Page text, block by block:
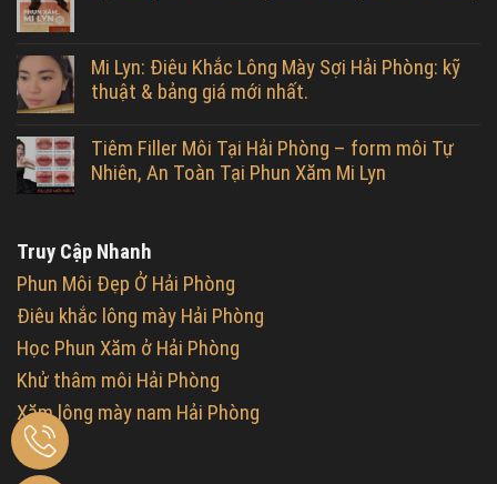
Mi Lyn: Điêu Khắc Lông Mày Sợi Hải Phòng: kỹ
thuật & bảng giá mới nhất.
Tiêm Filler Môi Tại Hải Phòng – form môi Tự
Nhiên, An Toàn Tại Phun Xăm Mi Lyn
Truy Cập Nhanh
Phun Môi Đẹp Ở Hải Phòng
Điêu khắc lông mày Hải Phòng
Học Phun Xăm ở Hải Phòng
Khử thâm môi Hải Phòng
Xăm lông mày nam Hải Phòng